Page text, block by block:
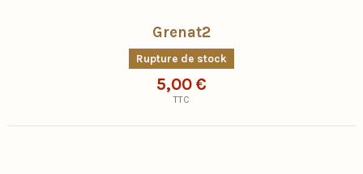
Grenat2
Rupture de stock
5,00 €
TTC